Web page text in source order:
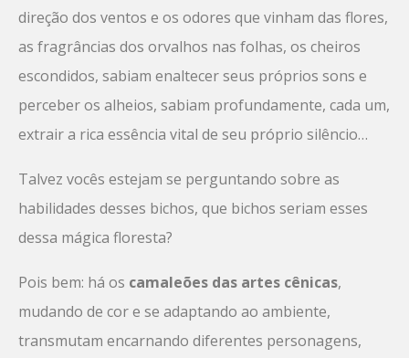
direção dos ventos e os odores que vinham das flores,
as fragrâncias dos orvalhos nas folhas, os cheiros
escondidos, sabiam enaltecer seus próprios sons e
perceber os alheios, sabiam profundamente, cada um,
extrair a rica essência vital de seu próprio silêncio…
Talvez vocês estejam se perguntando sobre as
habilidades desses bichos, que bichos seriam esses
dessa mágica floresta?
Pois bem: há os camaleões das artes cênicas,
mudando de cor e se adaptando ao ambiente,
transmutam encarnando diferentes personagens,